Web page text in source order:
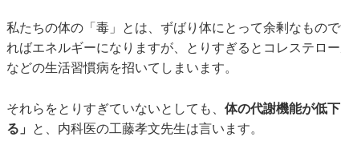
私たちの体の「毒」とは、ずばり体にとって余剰なもの
ればエネルギーになりますが、とりすぎるとコレステロ
などの生活習慣病を招いてしまいます。
それらをとりすぎていないとしても、 体の代謝機能が低
る」
と、内科医の工藤孝文先生は言います。